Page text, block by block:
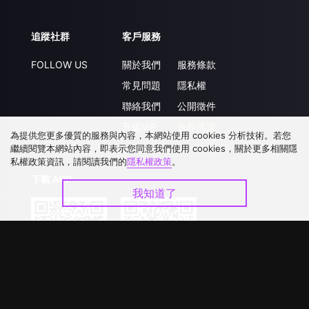
追蹤社群
FOLLOW US
客戶服務
關於我們
常見問題
聯絡我們
服務條款
隱私權
公開徵件
下載 APP
為提供您更多優質的服務與內容，本網站使用 cookies 分析技術。若您
繼續閱覽本網站內容，即表示您同意我們使用 cookies，關於更多相關隱
私權政策資訊，請閱讀我們的隱私權政策。
我知道了